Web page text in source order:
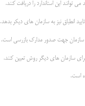
این استاندارد را دریافت کنند.
انطباق نیز به سازمان های دیکر بدهد.
برای سازمان های دیگر روش تعیین کنند.
است.